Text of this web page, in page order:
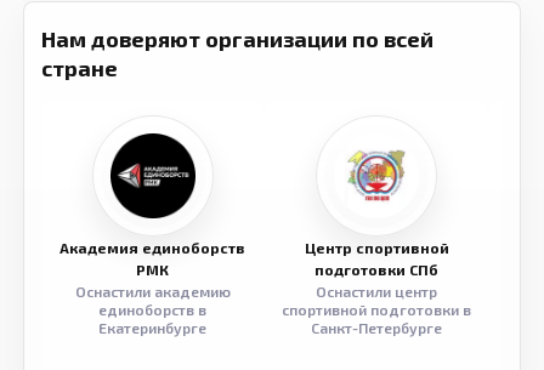
Нам доверяют организации по всей
стране
Академия единоборств
РМК
Оснастили академию
единоборств в
Екатеринбурге
Центр спортивной
подготовки СПб
Оснастили центр
спортивной подготовки в
Санкт-Петербурге